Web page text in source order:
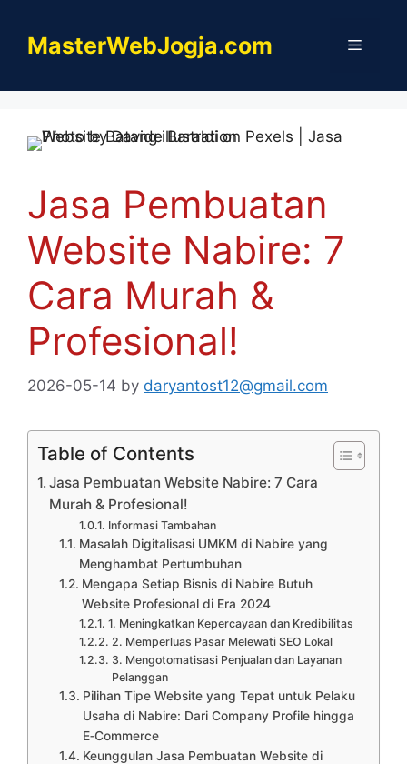
contentMasterWebJogja.com Menu
Jasa Pembuatan
Website Nabire: 7
Cara Murah &
Profesional!
2026-05-14 by daryantost12@gmail.com
Table of Contents
Jasa Pembuatan Website Nabire: 7 Cara
Murah & Profesional!
Informasi Tambahan
Masalah Digitalisasi UMKM di Nabire yang
Menghambat Pertumbuhan
Mengapa Setiap Bisnis di Nabire Butuh
Website Profesional di Era 2024
1. Meningkatkan Kepercayaan dan Kredibilitas
2. Memperluas Pasar Melewati SEO Lokal
3. Mengotomatisasi Penjualan dan Layanan
Pelanggan
Pilihan Tipe Website yang Tepat untuk Pelaku
Usaha di Nabire: Dari Company Profile hingga
E‑Commerce
Keunggulan Jasa Pembuatan Website di